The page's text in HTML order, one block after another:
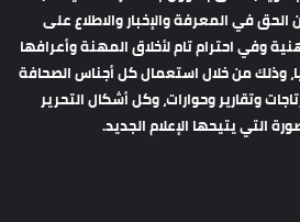
الحق في المعرفة والإخبار والاطلاع على
وفي احترام تام لأخلاق المهنة وأعرافها
وذلك من خلال استعمال كل أجناس الصحافة
وتقارير وحوارات، وكل أشكال التحرير
التي يتيحها الإعلام الجديد.